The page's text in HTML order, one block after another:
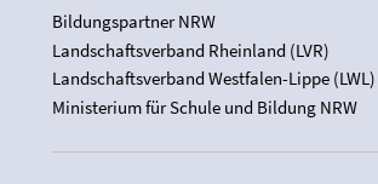
Bildungspartner NRW
Landschaftsverband Rheinland (LVR)
Landschaftsverband Westfalen-Lippe (LWL)
Ministerium für Schule und Bildung NRW